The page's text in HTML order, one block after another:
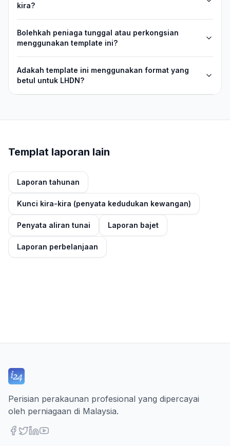
kira?
Bolehkah peniaga tunggal atau perkongsian
menggunakan template ini?
Adakah template ini menggunakan format yang
betul untuk LHDN?
Templat laporan lain
Laporan tahunan
Kunci kira-kira (penyata kedudukan kewangan)
Penyata aliran tunai Laporan bajet
Laporan perbelanjaan
Perisian perakaunan profesional yang dipercayai
oleh perniagaan di Malaysia.